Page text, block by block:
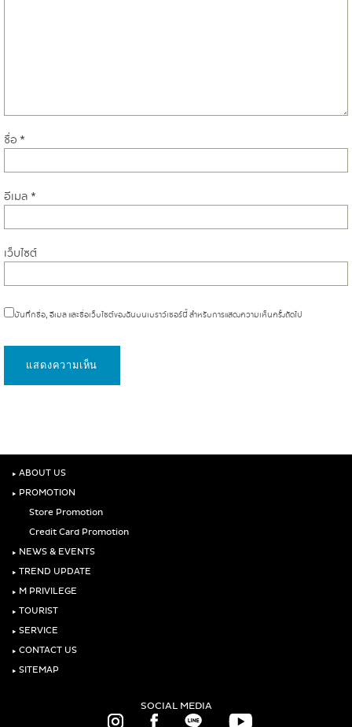
ชื่อ *
อีเมล *
เว็บไซต์
บันทึกชื่อ, อีเมล และชื่อเว็บไซต์ของฉันบนเบราว์เซอร์นี้ สำหรับการแสดงความเห็นครั้งถัดไป
‣ ABOUT US
‣ PROMOTION
Store Promotion
Credit Card Promotion
‣ NEWS & EVENTS
‣ TREND UPDATE
‣ M PRIVILEGE
‣ TOURIST
‣ SERVICE
‣ CONTACT US
‣ SITEMAP
SOCIAL MEDIA